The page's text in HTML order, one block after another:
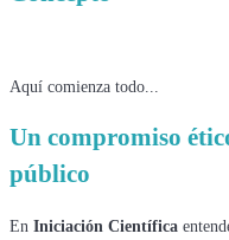
Aquí comienza todo...
Un compromiso
público
En Iniciación Científica